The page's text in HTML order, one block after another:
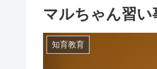
マルちゃん習
知育教育